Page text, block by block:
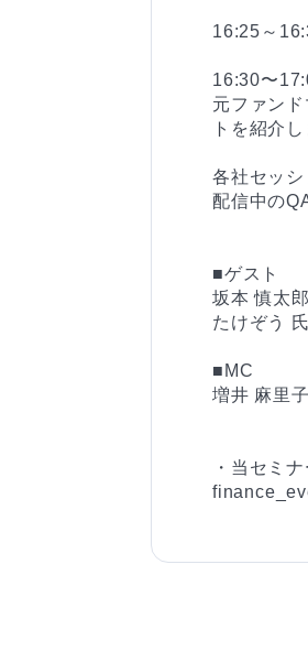
16:25～
16:30〜
元ファン
トを紹介し
各社セッシ
配信中の
■ゲスト
坂本 慎太
たけぞう 氏
■MC
増井 麻里
・当セミ